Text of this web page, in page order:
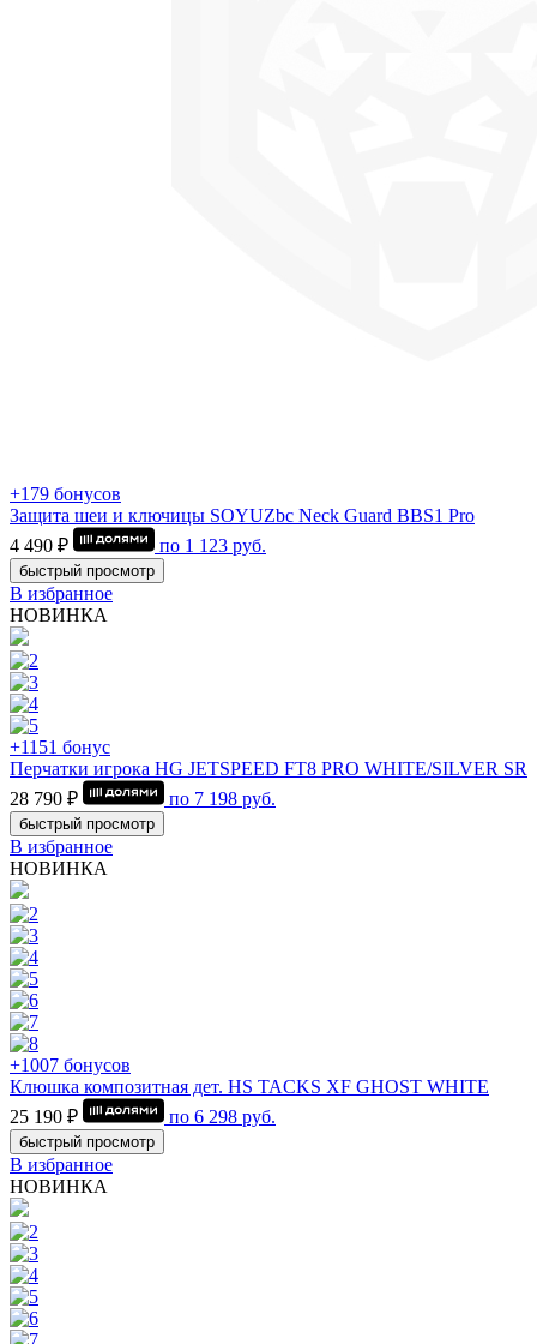
+179 бонусов
Защита шеи и ключицы SOYUZbc Neck Guard BBS1 Pro
4 490 ₽
по 1 123 руб.
быстрый просмотр
В избранное
НОВИНКА
+1151 бонус
Перчатки игрока HG JETSPEED FT8 PRO WHITE/SILVER SR
28 790 ₽
по 7 198 руб.
быстрый просмотр
В избранное
НОВИНКА
+1007 бонусов
Клюшка композитная дет. HS TACKS XF GHOST WHITE
25 190 ₽
по 6 298 руб.
быстрый просмотр
В избранное
НОВИНКА